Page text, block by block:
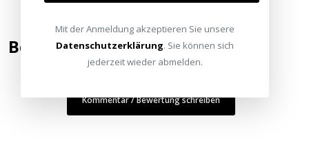
Bewertung hinzufügen
Kommentar / Bewertung schreiben
Mit der Anmeldung akzeptieren Sie unsere
Datenschutzerklärung. Sie können sich
jederzeit wieder abmelden.